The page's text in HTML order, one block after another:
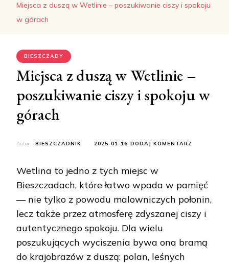
Miejsca z duszą w Wetlinie – poszukiwanie ciszy i spokoju
w górach
BIESZCZADY
Miejsca z duszą w Wetlinie –
poszukiwanie ciszy i spokoju w
górach
Autor: BIESZCZADNIK 2025-01-16 DODAJ KOMENTARZ
WETLINIE
–
CISZY
W
Wetlina to jedno z tych miejsc w
Bieszczadach, które łatwo wpada w pamięć
— nie tylko z powodu malowniczych połonin,
lecz także przez atmosferę zdyszanej ciszy i
autentycznego spokoju. Dla wielu
poszukujących wyciszenia bywa ona bramą
do krajobrazów z duszą: polan, leśnych